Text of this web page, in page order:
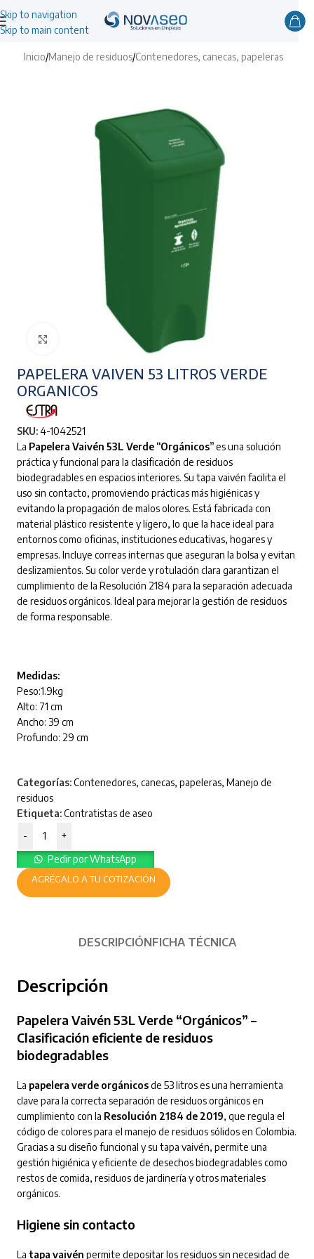
Skip to navigation
Skip to main content
Inicio/Manejo de residuos/Contenedores, canecas, papeleras
Clic para ampliar
PAPELERA VAIVEN 53 LITROS VERDE
ORGANICOS
SKU:4-1042521
La Papelera Vaivén 53L Verde “Orgánicos”es una solución
práctica y funcional para la clasificación de residuos
biodegradables en espacios interiores. Su tapa vaivén facilita el
uso sin contacto, promoviendo prácticas más higiénicas y
evitando la propagación de malos olores. Está fabricada con
material plástico resistente y ligero, lo que la hace ideal para
entornos como oficinas, instituciones educativas, hogares y
empresas. Incluye correas internas que aseguran la bolsa y evitan
deslizamientos. Su color verde y rotulación clara garantizan el
cumplimiento de la Resolución 2184 para la separación adecuada
de residuos orgánicos. Ideal para mejorar la gestión de residuos
de forma responsable.
Medidas:
Peso:1.9kg
Alto: 71 cm
Ancho: 39 cm
Profundo: 29 cm
Categorías:Contenedores, canecas, papeleras, Manejo de
residuos
Etiqueta:Contratistas de aseo
-
+
Pedir por WhatsApp
AGRÉGALO A TU COTIZACIÓN
DESCRIPCIÓNFICHA TÉCNICA
Descripción
Papelera Vaivén 53L Verde “Orgánicos” –
Clasificación eficiente de residuos
biodegradables
La papelera verde orgánicosde 53 litros es una herramienta
clave para la correcta separación de residuos orgánicos en
cumplimiento con la Resolución 2184 de 2019, que regula el
código de colores para el manejo de residuos sólidos en Colombia.
Gracias a su diseño funcional y su tapa vaivén, permite una
gestión higiénica y eficiente de desechos biodegradables como
restos de comida, residuos de jardinería y otros materiales
orgánicos.
Higiene sin contacto
La tapa vaivén permite depositar los residuos sin necesidad de